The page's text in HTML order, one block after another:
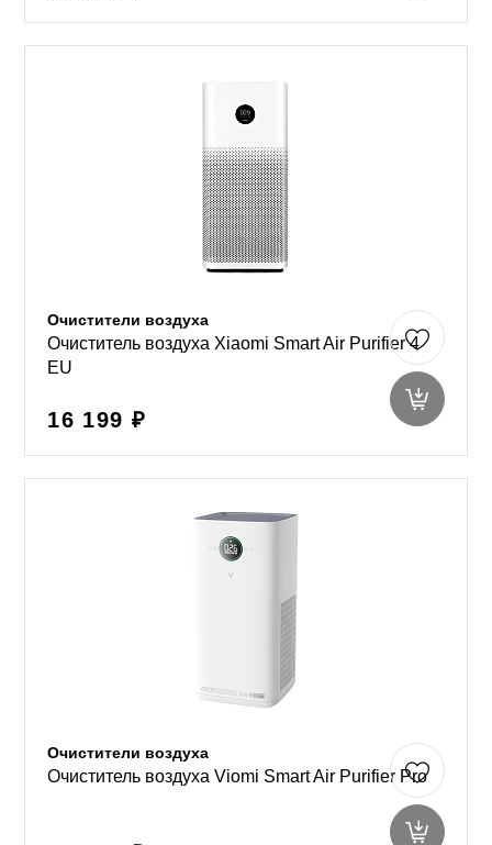
Очистители воздуха
Очиститель воздуха Xiaomi Smart Air Purifier 4
EU
16 199 ₽
Очистители воздуха
Очиститель воздуха Viomi Smart Air Purifier Pro